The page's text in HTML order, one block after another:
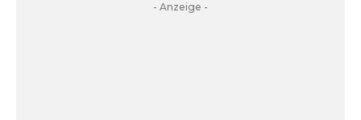
- Anzeige -